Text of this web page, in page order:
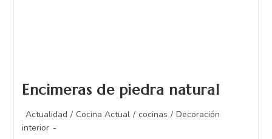
Encimeras de piedra natural
Actualidad / Cocina Actual / cocinas / Decoración
interior